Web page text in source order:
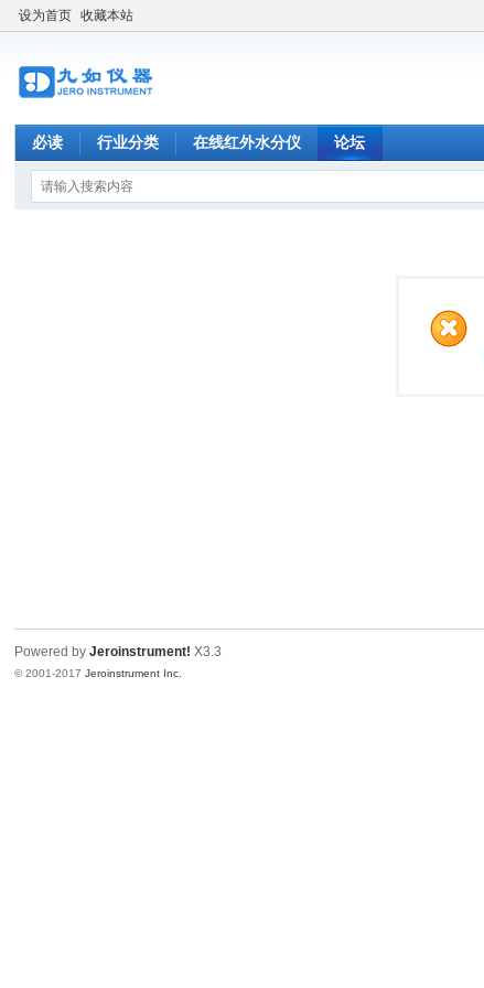
设为首页 收藏本站
必读 行业分类 在线红外水分仪 论坛
Powered byJeroinstrument! X3.3
© 2001-2017Jeroinstrument Inc.